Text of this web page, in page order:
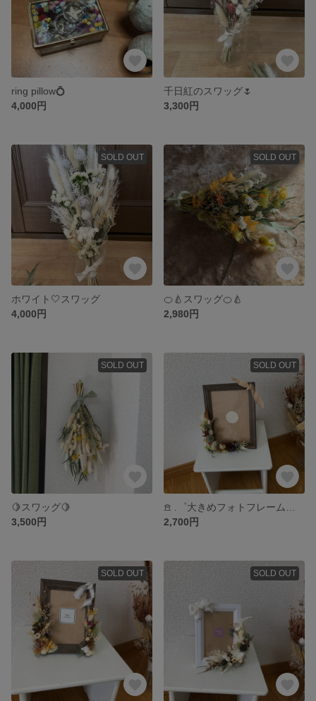
ring pillow💍
4,000円
千日紅のスワッグ🌷
3,300円
SOLD OUT
ホワイト🤍スワッグ
4,000円
SOLD OUT
🍊🍐スワッグ🍊🍐
2,980円
SOLD OUT
🍋スワッグ🍋
3,500円
SOLD OUT
2,700円
SOLD OUT SOLD OUT